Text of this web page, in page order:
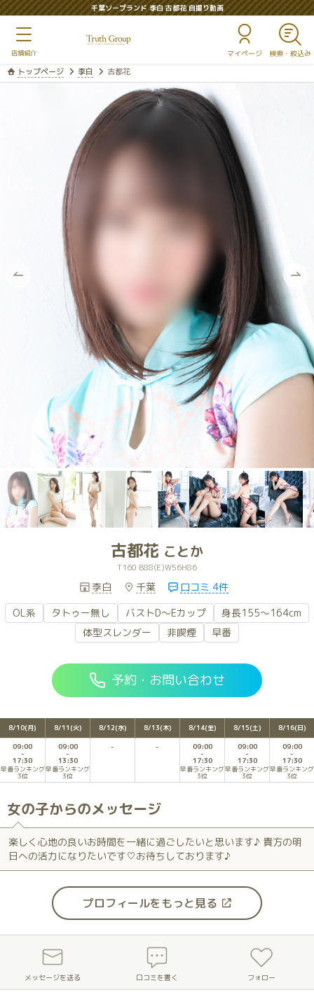
千葉ソープランド 李白 古都花 自撮り動画
マイページ
トップページ 李白 古都花
古都花 ことか
T160 B88(E)W56H86
李白 千葉 口コミ 4件
OL系 タトゥー無し バストD～Eカップ
身長155～164cm
体型スレンダー
非喫煙 早番
予約・お問い合わせ
8/10(月) 8/11(火) 8/12(水) 8/13(木) 8/14(金) 8/15(土) 8/16(日)
09:00
17:30
早番ランキング
3位
09:00
13:30
早番ランキング
3位
09:00
17:30
早番ランキング
3位
09:00
17:30
早番ランキング
3位
09:00
17:30
早番ランキング
3位
女の子からのメッセージ
楽しく心地の良いお時間を一緒に過ごしたいと思います♪ 貴方の明
日への活力になりたいです♡お待ちしております♪
プロフィールをもっと見る
メッセージを送る 口コミを書く フォロー